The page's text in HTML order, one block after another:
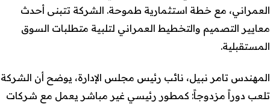
العمراني، مع خطة استثمارية طموحة. الشركة تتبنى أحدث
معايير التصميم والتخطيط العمراني لتلبية متطلبات السوق
المستقبلية.
المهندس تامر نبيل، نائب رئيس مجلس الإدارة، يوضح أن الشركة
تلعب دوراً مزدوجاً: كمطور رئيسي غير مباشر يعمل مع شركات